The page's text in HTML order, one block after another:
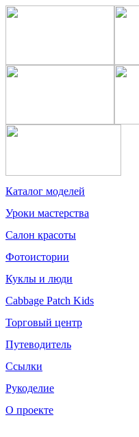
Каталог моделей
Уроки мастерства
Салон красоты
Фотоистории
Куклы и люди
Cabbage Patch Kids
Торговый центр
Путеводитель
Ссылки
Рукоделие
О проекте